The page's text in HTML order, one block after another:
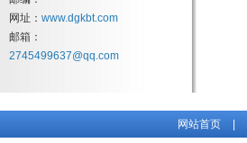
网址： www.dgkbt.com
邮箱：
2745499637@qq.com
网站首页